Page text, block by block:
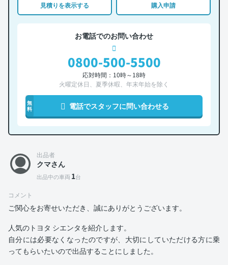
見積りを表示する 購入申請
お電話でのお問い合わせ
0800-500-5500
応対時間：10時～18時
火曜定休日、夏季休暇、年末年始を除く
無
料
電話でスタッフに問い合わせる
出品者
クマさん
出品中の車両 1台
コメント
ご関心をお寄せいただき、誠にありがとうございます。
人気のトヨタ シエンタを紹介します。
自分には必要なくなったのですが、大切にしていただける方に乗
ってもらいたいので出品することにしました。